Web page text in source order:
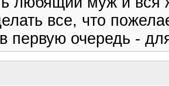
все, что
первую очередь -